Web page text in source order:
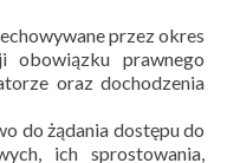
przez okres
obowiązku prawnego
oraz dochodzenia
do żądania dostępu do
ich sprostowania,